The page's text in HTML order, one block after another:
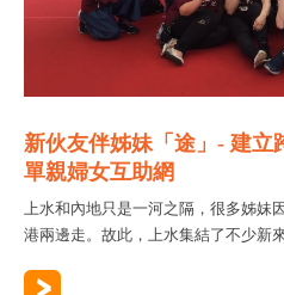
新伙友伴姊妹「途」- 建立
單親婦女互助網
上水和內地只是一河之隔，很多姊妹
港兩邊走。故此，上水集結了不少新